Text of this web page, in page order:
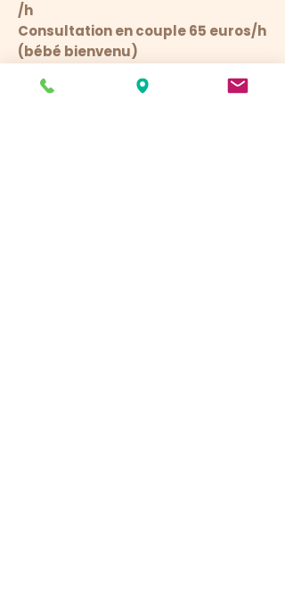
/h
Consultation en couple 65 euros/h
(bébé bienvenu)
Ateliers en groupe prix selon